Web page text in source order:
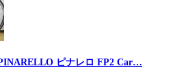
ピナレロ FP2 Car…